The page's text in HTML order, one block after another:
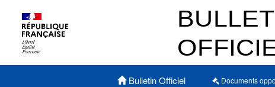
Menu principal
Bulletin Officiel Documents